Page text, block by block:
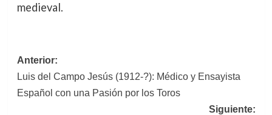
medieval.
Navegación
de
entradas
Anterior:
Luis del Campo Jesús (1912-?): Médico y Ensayista
Español con una Pasión por los Toros
Siguiente: